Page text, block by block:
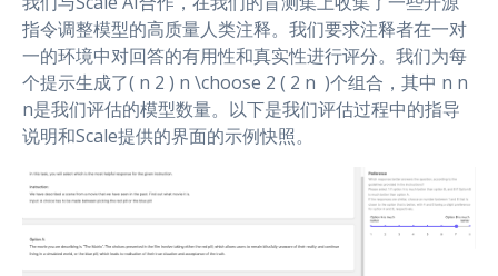
指令调整模型的高质量人类注释。我们要求注释者在一对
一的环境中对回答的有用性和真实性进行评分。我们为每
个提示生成了( n 2 ) n \choose 2 ( 2 n ​ )个组合，其中 n n
n是我们评估的模型数量。以下是我们评估过程中的指导
说明和Scale提供的界面的示例快照。